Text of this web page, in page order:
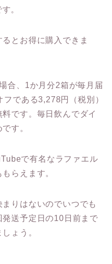
。
とお得に購入できま
合、1か月分2箱が毎月届
である3,278円（税別）
です。毎日飲んでダイ
す。
で有名なラファエル
らえます。
りはないのでいつでも
送予定日の10日前まで
ょう。